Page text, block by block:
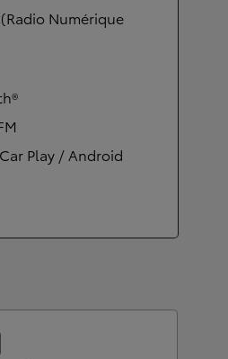
Numérique
Play / Android